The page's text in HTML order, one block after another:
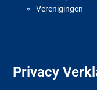
Verenigingen
Privacy